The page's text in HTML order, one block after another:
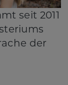
seit 2011
der